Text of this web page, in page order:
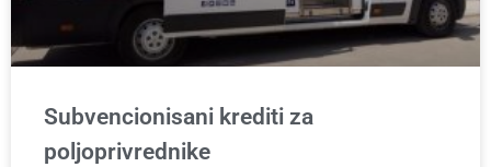
Subvencionisani krediti za
poljoprivrednike